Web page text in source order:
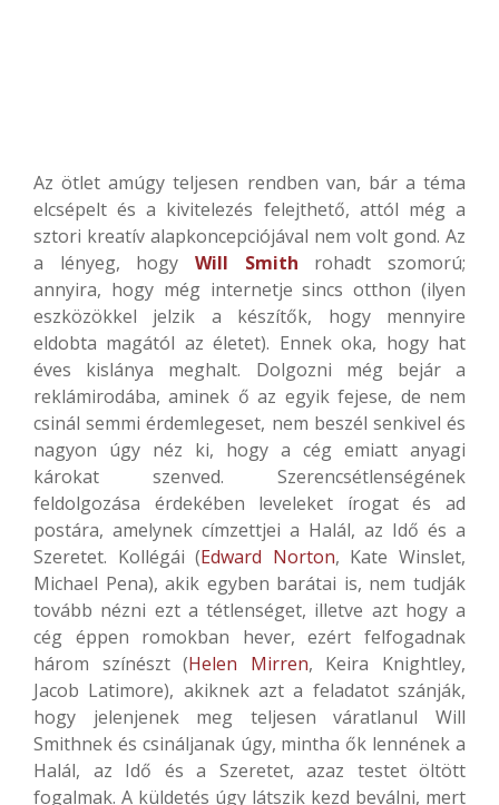
Az ötlet amúgy teljesen rendben van, bár a téma
elcsépelt és a kivitelezés felejthető, attól még a
sztori kreatív alapkoncepciójával nem volt gond. Az
a lényeg, hogy Will Smith rohadt szomorú;
annyira, hogy még internetje sincs otthon (ilyen
eszközökkel jelzik a készítők, hogy mennyire
eldobta magától az életet). Ennek oka, hogy hat
éves kislánya meghalt. Dolgozni még bejár a
reklámirodába, aminek ő az egyik fejese, de nem
csinál semmi érdemlegeset, nem beszél senkivel és
nagyon úgy néz ki, hogy a cég emiatt anyagi
károkat szenved. Szerencsétlenségének
feldolgozása érdekében leveleket írogat és ad
postára, amelynek címzettjei a Halál, az Idő és a
Szeretet. Kollégái (Edward Norton, Kate Winslet,
Michael Pena), akik egyben barátai is, nem tudják
tovább nézni ezt a tétlenséget, illetve azt hogy a
cég éppen romokban hever, ezért felfogadnak
három színészt (Helen Mirren, Keira Knightley,
Jacob Latimore), akiknek azt a feladatot szánják,
hogy jelenjenek meg teljesen váratlanul Will
Smithnek és csináljanak úgy, mintha ők lennének a
Halál, az Idő és a Szeretet, azaz testet öltött
fogalmak. A küldetés úgy látszik kezd beválni, mert